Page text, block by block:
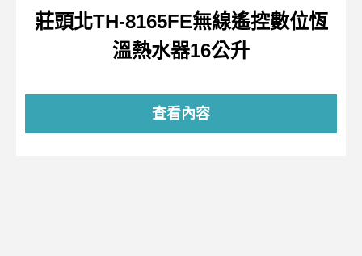
莊頭北TH-8165FE無線遙控數位恆
溫熱水器16公升
查看內容